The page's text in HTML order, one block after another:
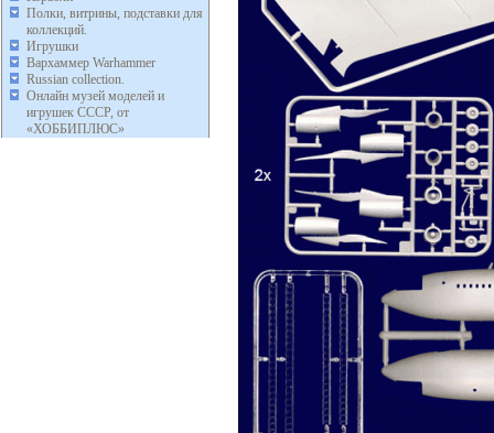
Полки, витрины, подставки для
коллекций.
Игрушки
Вархаммер Warhammer
Russian collection.
Онлайн музей моделей и
игрушек СССР, от
«ХОББИПЛЮС»